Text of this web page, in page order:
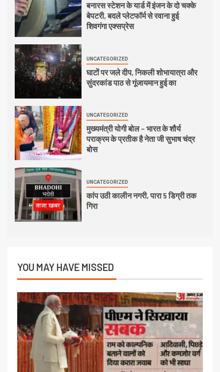
बनारस स्टेशन के यार्ड में इंजन के दो चक्के
बेपटरी, बदले प्लेटफॉर्म से रवाना हुई
शिवगंगा एक्सप्रेस
UNCATEGORIZED
घाटों पर जले दीप, निकली शोभायात्रा और
सुंदरकांड पाठ से गूंजायमान हुई का
UNCATEGORIZED
मुख्यमंत्री योगी बोल – भारत के शौर्य
पराक्रम के प्रतीक है नेता जी सुभाष चंद्र
बोस
UNCATEGORIZED
कांप उठी कालीन नगरी, पारा 5 डिग्री तक
गिरा
YOU MAY HAVE MISSED